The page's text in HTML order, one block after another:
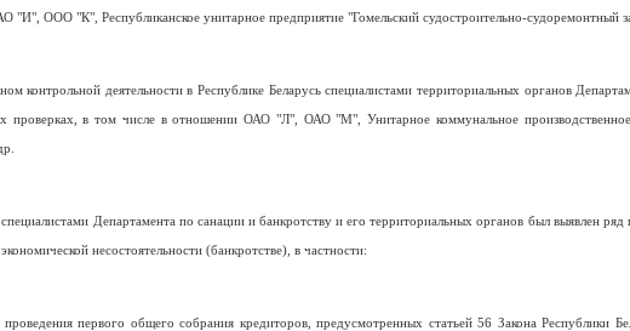
"И", ООО "К", Республиканское унитарное предприятие "Гомельский судостроительно-судоремонтный
контрольной деятельности в Республике Беларусь специалистами территориальных органов
проверках, в том числе в отношении ОАО "Л", ОАО "М", Унитарное коммунальное
Департамента по санации и банкротству и его территориальных органов был выявлен
несостоятельности (банкротстве), в частности:
первого общего собрания кредиторов, предусмотренных статьей 56 Закона Республики